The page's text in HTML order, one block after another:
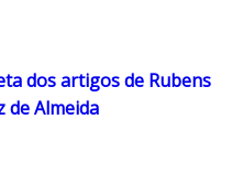
dos artigos de Rubens
de Almeida